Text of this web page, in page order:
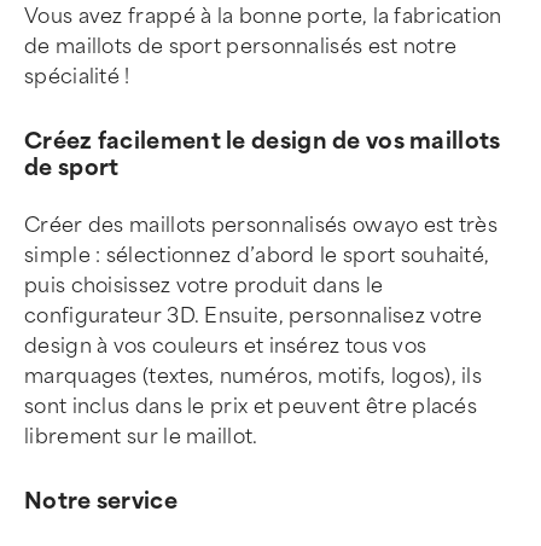
Vous avez frappé à la bonne porte, la fabrication
de maillots de sport personnalisés est notre
spécialité !
Créez facilement le design de vos maillots
de sport
Créer des maillots personnalisés owayo est très
simple : sélectionnez d’abord le sport souhaité,
puis choisissez votre produit dans le
configurateur 3D. Ensuite, personnalisez votre
design à vos couleurs et insérez tous vos
marquages (textes, numéros, motifs, logos), ils
sont inclus dans le prix et peuvent être placés
librement sur le maillot.
Notre service